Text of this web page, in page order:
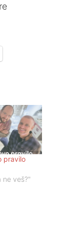
pravilo
ne veš?"